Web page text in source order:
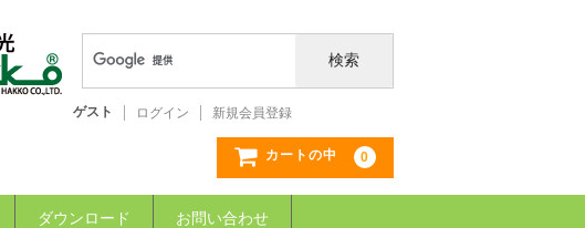
ゲスト ログイン 新規会員登録
カートの中 0
ダウンロード お問い合わせ